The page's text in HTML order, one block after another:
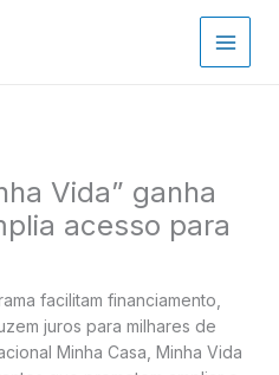
Vida” ganha
acesso para
facilitam financiamento,
juros para milhares de
Minha Casa, Minha Vida